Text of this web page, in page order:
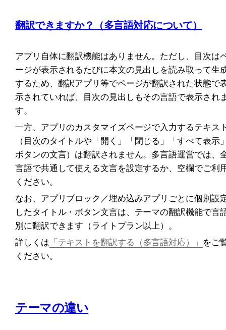
翻訳できますか？（多言語対応について）
アプリ自体に翻訳機能はありません。ただし、目次は
ージが表示されるたびに本文の見出しを読み取って生
するため、翻訳アプリ等でページが翻訳された状態で
示されていれば、目次の見出しもその言語で表示され
す。
一方、アプリのカスタマイズページで入力するテキス
（目次のタイトルや「開く」「閉じる」「すべて表示
ボタンの文言）は翻訳されません。多言語運営では、
言語で共通して使える文言を設定するか、空欄でご利
ください。
なお、アプリブロック／埋め込みアプリごとに個別設
したタイトル・ボタン文言は、テーマの翻訳機能で言
別に翻訳できます（ライトプラン以上）。
詳しくは 「テキストを翻訳する（多言語対応）」 をご
ください。
テーマの違い